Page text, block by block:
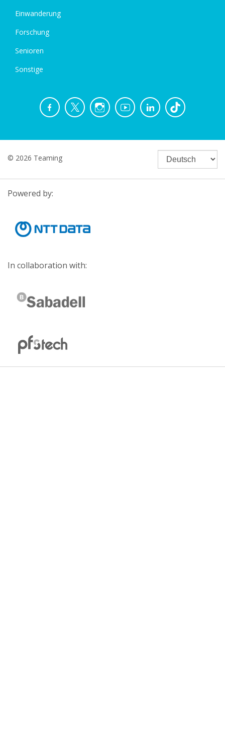
Einwanderung
Forschung
Senioren
Sonstige
© 2026 Teaming
Powered by:
In collaboration with: